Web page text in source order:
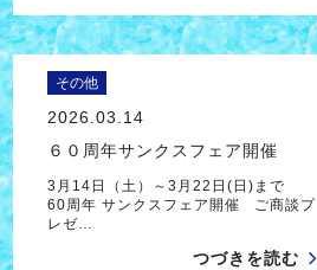
その他
2026.03.14
６０周年サンクスフェア開催
3月14日（土）～3月22日(日)まで
60周年 サンクスフェア開催 ご商談プ
レゼ…
つづきを読む